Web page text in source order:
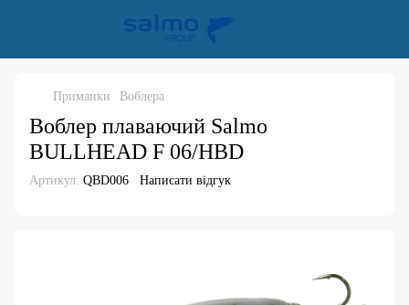
Приманки Воблера
Воблер плаваючий Salmo
BULLHEAD F 06/HBD
Артикул: QBD006 Написати відгук